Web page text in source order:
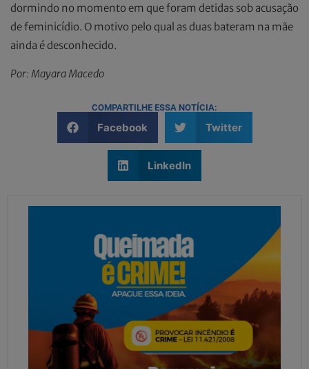
dormindo no momento em que foram detidas sob acusação
de feminicídio. O motivo pelo qual as duas bateram na mãe
ainda é desconhecido.
Por: Mayara Macedo
COMPARTILHE ESSA NOTÍCIA:
Facebook Twitter
LinkedIn